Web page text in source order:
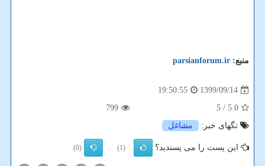
منبع: parsianforum.ir
1399/09/14
19:50:55
5.0
/ 5
799
تگهای خبر:
مشاغل
این پست را می پسندید؟ (1)
(0)